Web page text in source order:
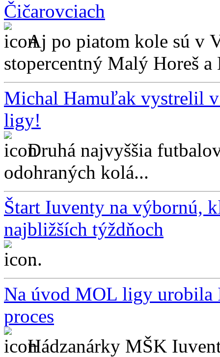
Čičarovciach
Aj po piatom kole sú v
stopercentný Malý Horeš a
Michal Hamuľak vystrelil
ligy!
Druhá najvyššia
odohraných kolá...
Štart Iuventy na výbornú,
najbližších týždňoch
...
Na úvod MOL ligy urobila
proces
Hádzanárky MŠK